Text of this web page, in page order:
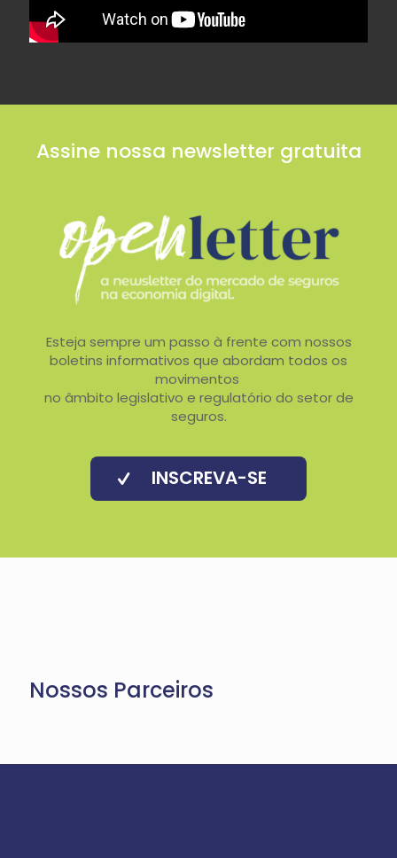
Assine nossa newsletter gratuita
Esteja sempre um passo à frente com nossos
boletins informativos que abordam todos os
movimentos
no âmbito legislativo e regulatório do setor de
seguros.
INSCREVA-SE
Nossos Parceiros